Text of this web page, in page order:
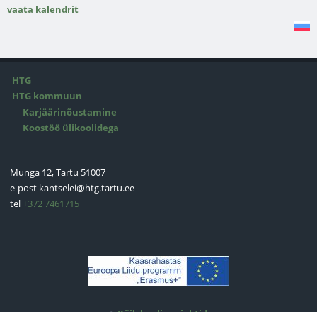
vaata kalendrit
HTG
HTG kommuun
Karjäärinõustamine
Koostöö ülikoolidega
Munga 12, Tartu 51007
e-post kantselei@htg.tartu.ee
tel+372 7461715